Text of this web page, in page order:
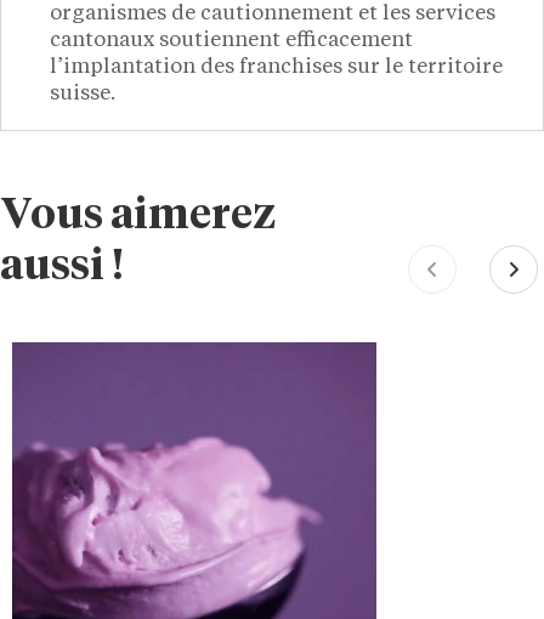
organismes de cautionnement et les services
cantonaux soutiennent efficacement
l’implantation des franchises sur le territoire
suisse.
Vous aimerez
aussi !